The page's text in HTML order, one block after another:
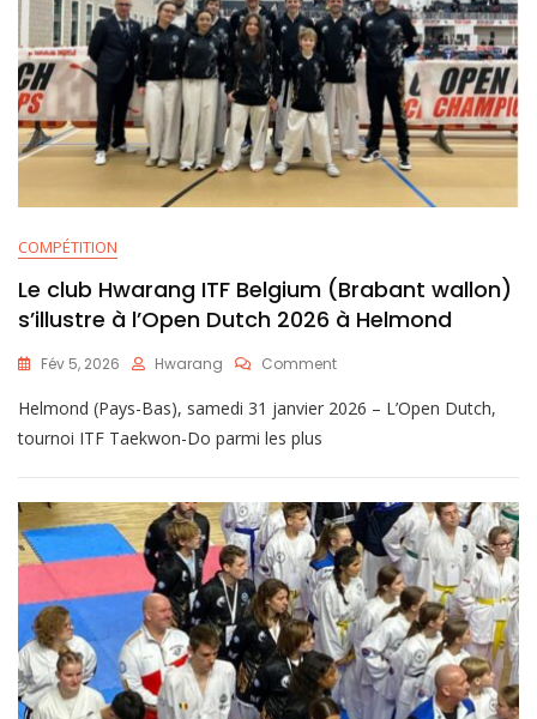
COMPÉTITION
Le club Hwarang ITF Belgium (Brabant wallon)
s’illustre à l’Open Dutch 2026 à Helmond
Fév 5, 2026 Hwarang Comment
Helmond (Pays-Bas), samedi 31 janvier 2026 – L’Open Dutch,
tournoi ITF Taekwon-Do parmi les plus